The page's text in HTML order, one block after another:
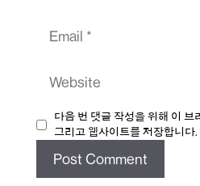
다음 번 댓글 작성을 위해 이 브
그리고 웹사이트를 저장합니다.